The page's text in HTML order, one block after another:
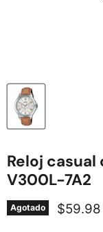
Reloj
V300L-7A2
Agotado Precio
$59.98